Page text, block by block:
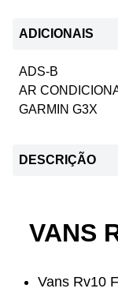
ADICIONAIS
ADS-B
AR
GARMIN G3X
DESCRIÇÃO
VANS
Vans Rv10